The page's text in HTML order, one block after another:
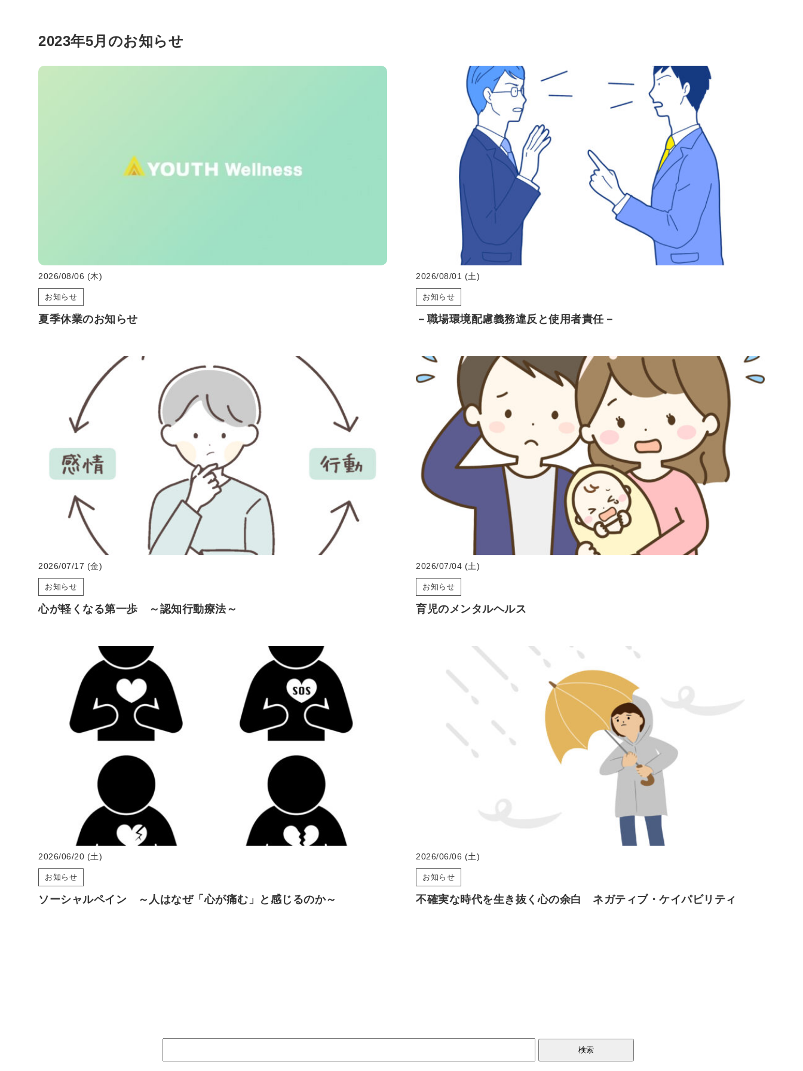
2023年5月のお知らせ
2026/08/06 (木)
お知らせ
夏季休業のお知らせ
2026/08/01 (土)
お知らせ
－職場環境配慮義務違反と使用者責任－
2026/07/17 (金)
お知らせ
心が軽くなる第一歩 ～認知行動療法～
2026/07/04 (土)
お知らせ
育児のメンタルヘルス
2026/06/20 (土)
お知らせ
ソーシャルペイン ～人はなぜ「心が痛む」と感じるのか～
2026/06/06 (土)
お知らせ
不確実な時代を生き抜く心の余白 ネガティブ・ケイパビリティ